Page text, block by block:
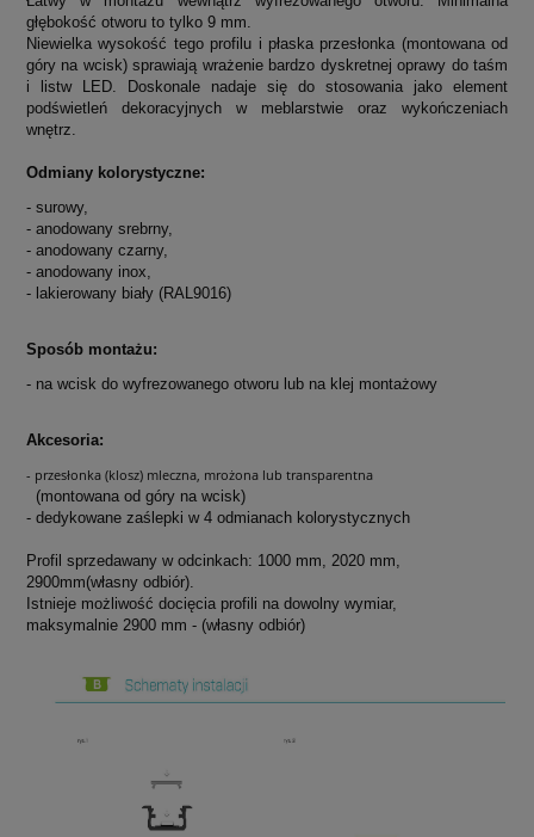
głębokość otworu to tylko 9 mm.
Niewielka wysokość tego profilu i płaska przesłonka (montowana od
góry na wcisk) sprawiają wrażenie bardzo dyskretnej oprawy do taśm
i listw LED. Doskonale nadaje się do stosowania jako element
podświetleń dekoracyjnych w meblarstwie oraz wykończeniach
wnętrz.
Odmiany kolorystyczne:
- surowy,
- anodowany srebrny,
- anodowany czarny,
- anodowany inox,
- lakierowany biały (RAL9016)
Sposób montażu:
- na wcisk do wyfrezowanego otworu lub na klej montażowy
Akcesoria:
- przesłonka (klosz) mleczna, mrożona lub transparentna
(montowana od góry na wcisk)
- dedykowane zaślepki w 4 odmianach kolorystycznych
Profil sprzedawany w odcinkach: 1000 mm, 2020 mm,
2900mm(własny odbiór).
Istnieje możliwość docięcia profili na dowolny wymiar,
maksymalnie 2900 mm - (własny odbiór)